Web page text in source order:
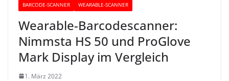
BARCODE-SCANNER WEARABLE-SCANNER
Wearable-Barcodescanner:
Nimmsta HS 50 und ProGlove
Mark Display im Vergleich
1. März 2022